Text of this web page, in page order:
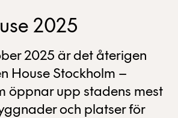
2025
2025 är det återigen
House Stockholm –
öppnar upp stadens mest
och platser för